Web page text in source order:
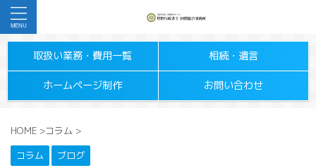
取扱い業務・費用一覧 相続・遺言
ホームページ制作 お問い合わせ
HOME >コラム >
コラム
ブログ